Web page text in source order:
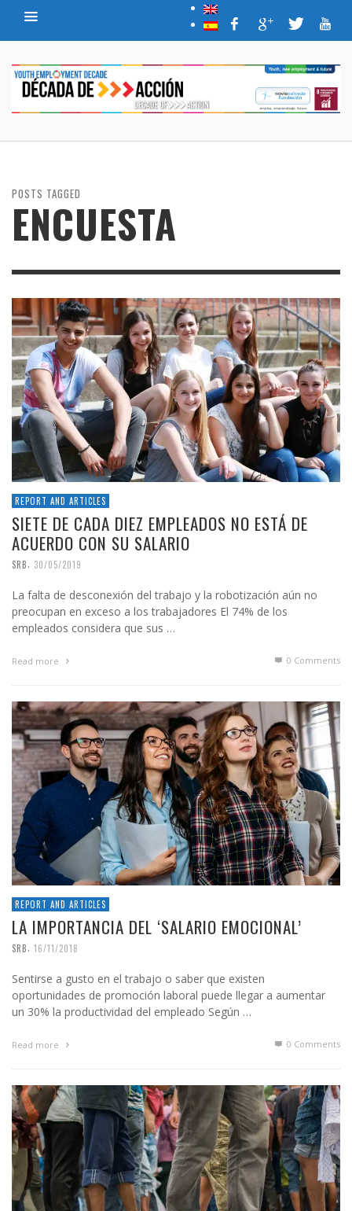
POSTS TAGGED
ENCUESTA
REPORT AND ARTICLES
SIETE DE CADA DIEZ EMPLEADOS NO ESTÁ DE
ACUERDO CON SU SALARIO
SRB, 30/05/2019
La falta de desconexión del trabajo y la robotización aún no
preocupan en exceso a los trabajadores El 74% de los
empleados considera que sus …
Read more 0 Comments
REPORT AND ARTICLES
LA IMPORTANCIA DEL ‘SALARIO EMOCIONAL’
SRB, 16/11/2018
Sentirse a gusto en el trabajo o saber que existen
oportunidades de promoción laboral puede llegar a aumentar
un 30% la productividad del empleado Según …
Read more 0 Comments